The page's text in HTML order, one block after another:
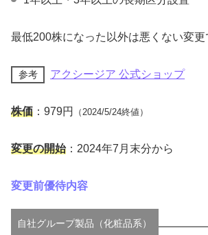
最低200株になった以外は悪くない変更
参考 アクシージア 公式ショップ
株価 ：979円 （2024/5/24終値）
変更の開始：2024年7月末分から
変更前優待内容
自社グループ製品（化粧品系）